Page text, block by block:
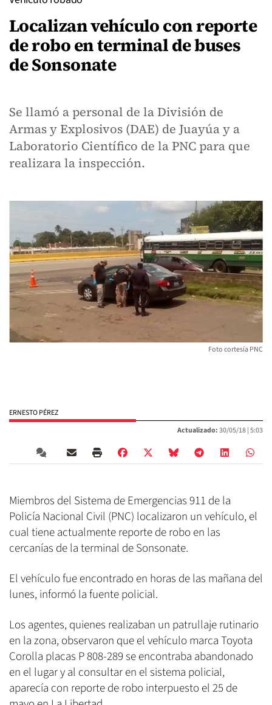
Localizan vehículo con reporte
de robo en terminal de buses
de Sonsonate
Se llamó a personal de la División de
Armas y Explosivos (DAE) de Juayúa y a
Laboratorio Científico de la PNC para que
realizara la inspección.
Foto cortesía PNC
ERNESTO PÉREZ
Actualizado:30/05/18 |5:03
Miembros del Sistema de Emergencias 911 de la
Policía Nacional Civil (PNC) localizaron un vehículo, el
cual tiene actualmente reporte de robo en las
cercanías de la terminal de Sonsonate.
El vehículo fue encontrado en horas de las mañana del
lunes, informó la fuente policial.
Los agentes, quienes realizaban un patrullaje rutinario
en la zona, observaron que el vehículo marca Toyota
Corolla placas P 808-289 se encontraba abandonado
en el lugar y al consultar en el sistema policial,
aparecía con reporte de robo interpuesto el 25 de